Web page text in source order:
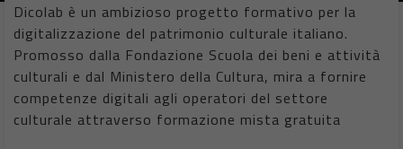
Dicolab è un ambizioso progetto formativo per la
digitalizzazione del patrimonio culturale italiano.
Promosso dalla Fondazione Scuola dei beni e attività
culturali e dal Ministero della Cultura, mira a fornire
competenze digitali agli operatori del settore
culturale attraverso formazione mista gratuita